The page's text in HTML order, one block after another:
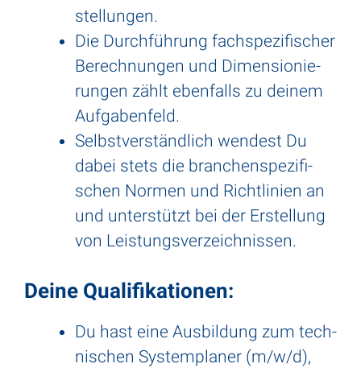
stel­lungen.
Die Durch­füh­rung fach­spe­zi­fi­scher
Berech­nungen und Dimen­sio­nie­
rungen zählt eben­falls zu deinem
Aufga­ben­feld.
Selbst­ver­ständ­lich wendest Du
dabei stets die bran­chen­spe­zi­fi­
schen Normen und Richt­li­nien an
und unter­stützt bei der Erstel­lung
von Leis­tungs­ver­zeich­nissen.
Deine Quali­fi­ka­tionen:
Du hast eine Ausbil­dung zum tech­
ni­schen System­planer (m/w/d),